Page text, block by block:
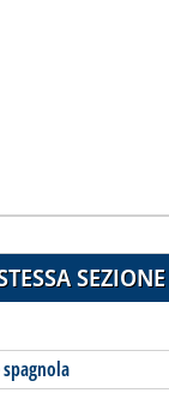
SEZIONE